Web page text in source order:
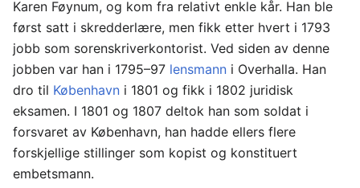
Karen Føynum, og kom fra relativt enkle kår. Han ble
først satt i skredderlære, men fikk etter hvert i 1793
jobb som sorenskriverkontorist. Ved siden av denne
jobben var han i 1795–97 lensmann i Overhalla. Han
dro til København i 1801 og fikk i 1802 juridisk
eksamen. I 1801 og 1807 deltok han som soldat i
forsvaret av København, han hadde ellers flere
forskjellige stillinger som kopist og konstituert
embetsmann.